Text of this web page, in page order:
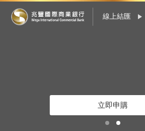
線上結匯
立即申購